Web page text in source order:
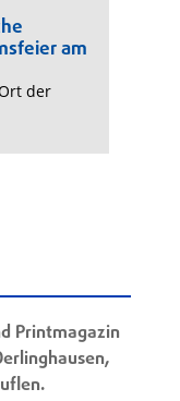
am
der
Printmagazin